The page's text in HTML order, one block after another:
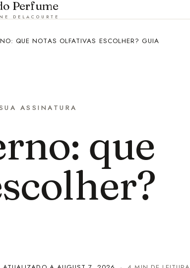
Perfume
DELACOURTE
QUE NOTAS OLFATIVAS ESCOLHER? GUIA
ASSINATURA
que